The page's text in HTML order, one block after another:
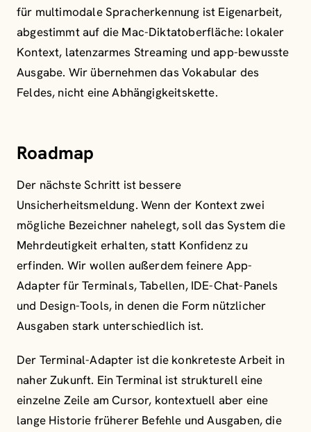
für multimodale Spracherkennung ist Eigenarbeit,
abgestimmt auf die Mac-Diktatoberfläche: lokaler
Kontext, latenzarmes Streaming und app-bewusste
Ausgabe. Wir übernehmen das Vokabular des
Feldes, nicht eine Abhängigkeitskette.
Roadmap
Der nächste Schritt ist bessere
Unsicherheitsmeldung. Wenn der Kontext zwei
mögliche Bezeichner nahelegt, soll das System die
Mehrdeutigkeit erhalten, statt Konfidenz zu
erfinden. Wir wollen außerdem feinere App-
Adapter für Terminals, Tabellen, IDE-Chat-Panels
und Design-Tools, in denen die Form nützlicher
Ausgaben stark unterschiedlich ist.
Der Terminal-Adapter ist die konkreteste Arbeit in
naher Zukunft. Ein Terminal ist strukturell eine
einzelne Zeile am Cursor, kontextuell aber eine
lange Historie früherer Befehle und Ausgaben, die